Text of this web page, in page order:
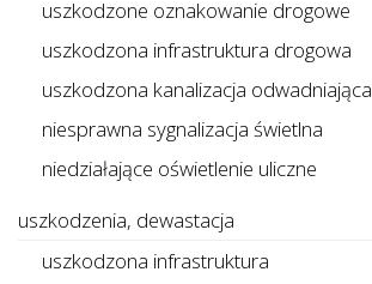
uszkodzone oznakowanie drogowe
uszkodzona infrastruktura drogowa
uszkodzona kanalizacja odwadniająca
niesprawna sygnalizacja świetlna
niedziałające oświetlenie uliczne
uszkodzenia, dewastacja
uszkodzona infrastruktura